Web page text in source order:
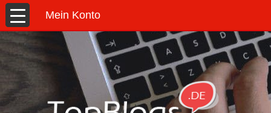
Mein Konto